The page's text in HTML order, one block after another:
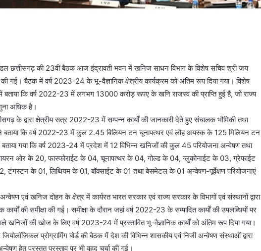
छत्तीसगढ़ की 23वीं बैठक आज इंद्रावती भवन में खनिज साधन विभाग के विशेष सचिव श्री जय
की गई। बैठक में वर्ष 2023-24 के भू-वैज्ञानिक क्षेत्रीय कार्यक्रम को अंतिम रूप दिया गया। विशेष
बताया कि वर्ष 2022-23 में लगभग 13000 करोड़ रूपए के खनि राजस्व की प्राप्ति हुई है, जो राज्य
अधिक है।
के द्वारा क्षेत्रीय सत्र 2022-23 में सम्पन्न कार्यों की जानकारी देते हुए संचालक भौमिकी तथा
ने बताया कि वर्ष 2022-23 में कुल 2.45 बिलियन टन चूनापत्थर एवं लौह अयस्क के 125 मिलियन टन
गया कि वर्ष 2023-24 में प्रदेश में 12 विभिन्न खनिजों की कुल 45 परियोजना अन्वेषण तथा
आयरन ओर के 20, फास्फोराईट के 04, चूनापत्थर के 04, गोल्ड के 04, ग्लुकोनाईट के 03, ग्रेफाईट
के 01, लिथियम के 01, बॉक्साईट के 01 तथा बेसमेटल के 01 अन्वेषण-पूर्वेक्षण परियोजनाएं
एवं खनिज दोहन के क्षेत्र में कार्यरत भारत सरकार एवं राज्य सरकार के विभागों एवं संस्थानों द्वारा
की समीक्षा की गई। समीक्षा के दौरान जहां वर्ष 2022-23 के सम्पादित कार्यों की उपलब्धियों पर
खनिजों की खोज के लिए वर्ष 2023-24 में प्रस्तावित भू-वैज्ञानिक कार्यों को अंतिम रूप दिया गया।
प्रोग्रामिंग बोर्ड की बैठक में देश की विभिन्न शासकीय एवं निजी अन्वेषण संस्थाओं द्वारा
हेतु प्रस्तुत प्रस्ताव पर भी वृहद् चर्चा की गई।